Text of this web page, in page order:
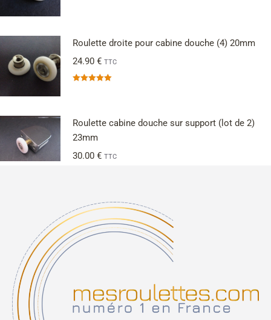
Roulette droite pour cabine douche (4) 20mm
24.90 € TTC
Roulette cabine douche sur support (lot de 2)
23mm
30.00 € TTC